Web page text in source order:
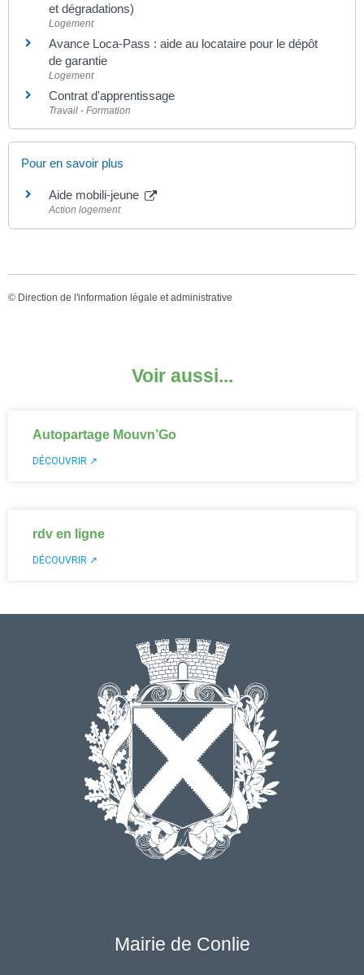
et dégradations)
Logement
Avance Loca-Pass : aide au locataire pour le dépôt
de garantie
Logement
Contrat d'apprentissage
Travail - Formation
Pour en savoir plus
Aide mobili-jeune
Action logement
© Direction de l'information légale et administrative
Voir aussi...
Autopartage Mouvn’Go
DÉCOUVRIR ↗
rdv en ligne
DÉCOUVRIR ↗
Mairie de Conlie